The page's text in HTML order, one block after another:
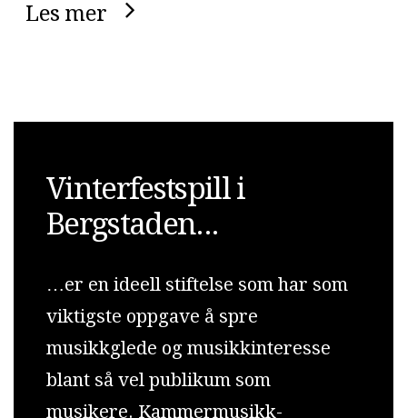
Les mer
Vinterfestspill i
Bergstaden...
…er en ideell stiftelse som har som
viktigste oppgave å spre
musikkglede og musikkinteresse
blant så vel publikum som
musikere. Kammermusikk-